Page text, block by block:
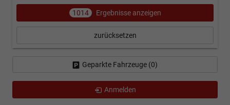
1014 Ergebnisse anzeigen
zurücksetzen
Geparkte Fahrzeuge (0)
Anmelden